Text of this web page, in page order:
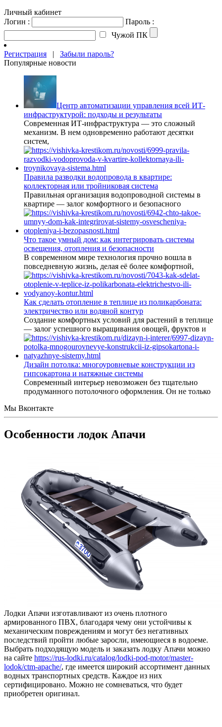
Личный кабинет
Логин :
Пароль :
Чужой ПК
Регистрация | Забыли пароль?
Популярные новости
Центр автоматизации управления всей ИТ-
инфраструктурой: подходы и результаты
Современная ИТ-инфраструктура — это сложный
механизм. В нем одновременно работают десятки
систем,
Правила разводки водопровода в квартире:
коллекторная или тройниковая система
Правильная организация водопроводной системы в
квартире — залог комфортного и безопасного
Что такое умный дом: как интегрировать системы
освещения, отопления и безопасности
В современном мире технология прочно вошла в
повседневную жизнь, делая её более комфортной,
Как сделать отопление в теплице из поликарбоната:
электричество или водяной контур
Создание комфортных условий для растений в теплице
— залог успешного выращивания овощей, фруктов и
Дизайн потолка: многоуровневые конструкции из
гипсокартона и натяжные системы
Современный интерьер невозможен без тщательно
продуманного потолочного оформления. Он не только
Мы Вконтакте
Особенности лодок Апачи
Лодки Апачи изготавливают из очень плотного
армированного ПВХ, благодаря чему они устойчивы к
механическим повреждениям и могут без негативных
последствий пройти любые заросли, имеющиеся в водоеме.
Выбрать подходящую модель и заказать лодку Апачи можно
на сайте https://rus-lodki.ru/catalog/lodki-pod-motor/master-
lodok/ctm-apache/, где имеется широкий ассортимент данных
водных транспортных средств. Каждое из них
сертифицировано. Можно не сомневаться, что будет
приобретен оригинал.